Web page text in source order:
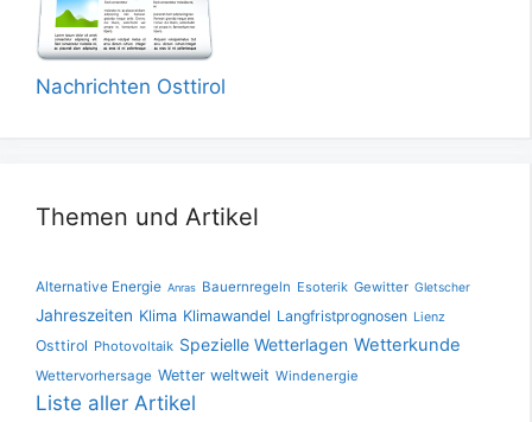
Nachrichten Osttirol
Themen und Artikel
Alternative Energie Anras Bauernregeln Esoterik Gewitter Gletscher
Jahreszeiten Klima Klimawandel Langfristprognosen Lienz
Osttirol Photovoltaik Spezielle Wetterlagen Wetterkunde
Wettervorhersage Wetter weltweit Windenergie
Liste aller Artikel